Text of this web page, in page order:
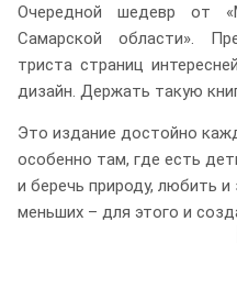
Очередной шедевр от
Самарской области».
триста страниц
дизайн. Держать такую
Это издание достойно
особенно там, где есть
и беречь природу, любить
меньших – для этого и